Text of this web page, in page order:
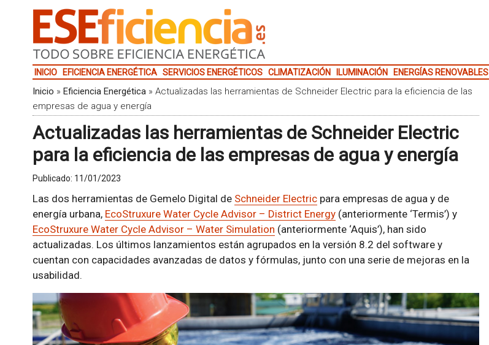
INICIO EFICIENCIA ENERGÉTICA SERVICIOS ENERGÉTICOS CLIMATIZACIÓN ILUMINACIÓN ENERGÍAS RENOVABLES
Inicio » Eficiencia Energética» Actualizadas las herramientas de Schneider Electric para la eficiencia de las
empresas de agua y energía
Actualizadas las herramientas de Schneider Electric
para la eficiencia de las empresas de agua y energía
Publicado: 11/01/2023
Las dos herramientas de Gemelo Digital de Schneider Electricpara empresas de agua y de
energía urbana, EcoStruxure Water Cycle Advisor – District Energy(anteriormente ‘Termis’) y
EcoStruxure Water Cycle Advisor – Water Simulation (anteriormente ‘Aquis’), han sido
actualizadas. Los últimos lanzamientos están agrupados en la versión 8.2 del software y
cuentan con capacidades avanzadas de datos y fórmulas, junto con una serie de mejoras en la
usabilidad.